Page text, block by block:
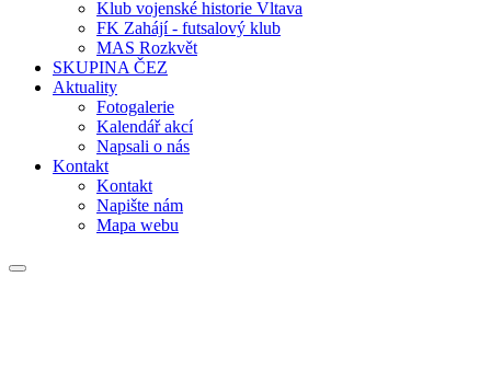
Klub vojenské historie Vltava
FK Zahájí - futsalový klub
MAS Rozkvět
SKUPINA ČEZ
Aktuality
Fotogalerie
Kalendář akcí
Napsali o nás
Kontakt
Kontakt
Napište nám
Mapa webu